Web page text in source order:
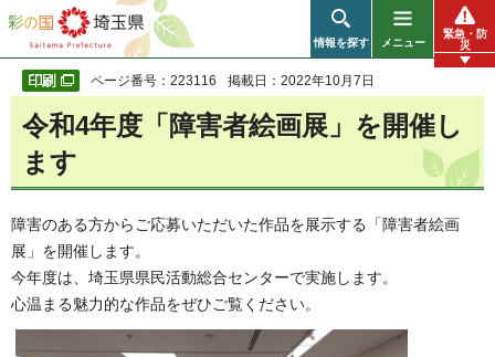
彩の国 埼玉県
情報を探す メニュー
緊急・防
災
ページ番号：223116 掲載日：2022年10月7日
令和4年度「障害者絵画展」を開催し
ます
障害のある方からご応募いただいた作品を展示する「障害者絵画
展」を開催します。
今年度は、埼玉県県民活動総合センターで実施します。
心温まる魅力的な作品をぜひご覧ください。